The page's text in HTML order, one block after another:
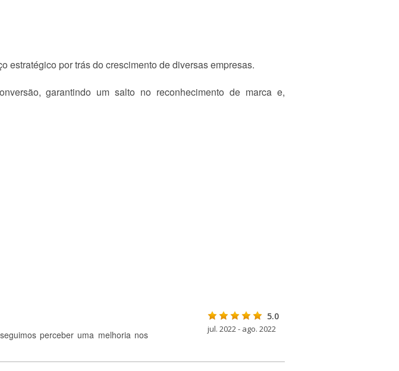
estratégico por trás do crescimento de diversas empresas.
garantindo um salto no reconhecimento de marca e,
perceber uma melhoria nos
5.0
jul. 2022 - ago. 2022